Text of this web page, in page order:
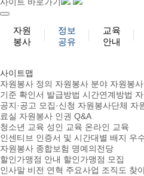
사이트 바로가기
자원
봉사
정보
공유
교육
안내
사이트맵
자원봉사 정의 자원봉사 분야 자원봉
기준 확인서 발급방법 시간연계방법
공지·공고 모집·신청 자원봉사단체 자
료실 자원봉사 인권 Q&A
청소년 교육 성인 교육 온라인 교육
인센티브 인증서 및 시간대별 배지 우
자원봉사 종합보험 명예의전당
할인가맹점 안내 할인가맹점 모집
인사말 비전 연혁 주요사업 조직도 찾